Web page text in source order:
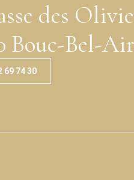
des
Bouc-Bel-Air
69 74 30